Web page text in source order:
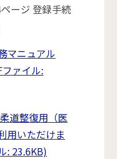
ージ 登録手続
マニュアル
ファイル:
道整復用（医
用いただけま
: 23.6KB)